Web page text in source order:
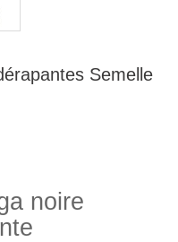
Semelle
noire